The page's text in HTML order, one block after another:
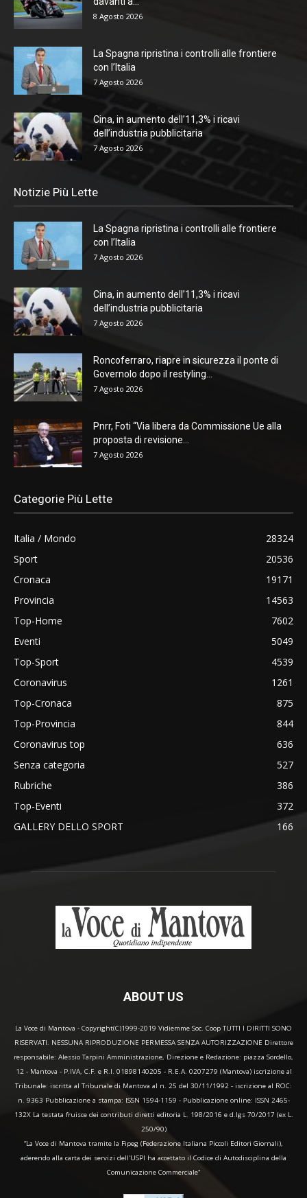
8 Agosto 2026
La Spagna ripristina i controlli alle frontiere
con l’Italia
7 Agosto 2026
Cina, in aumento dell’11,3% i ricavi
dell’industria pubblicitaria
7 Agosto 2026
Notizie Più Lette
La Spagna ripristina i controlli alle frontiere
con l’Italia
7 Agosto 2026
Cina, in aumento dell’11,3% i ricavi
dell’industria pubblicitaria
7 Agosto 2026
Roncoferraro, riapre in sicurezza il ponte di
Governolo dopo il restyling...
7 Agosto 2026
Pnrr, Foti “Via libera da Commissione Ue alla
proposta di revisione...
7 Agosto 2026
Categorie Più Lette
Italia / Mondo
28324
Sport
20536
Cronaca
19171
Provincia
14563
Top-Home
7602
Eventi
5049
Top-Sport
4539
Coronavirus
1261
Top-Cronaca
875
Top-Provincia
844
Coronavirus top
636
Senza categoria
527
Rubriche
386
Top-Eventi
372
GALLERY DELLO SPORT
166
ABOUT US
La Voce di Mantova - Copyright(C)1999-2019 Vidiemme Soc. Coop TUTTI I DIRITTI SONO
RISERVATI. NESSUNA RIPRODUZIONE PERMESSA SENZA AUTORIZZAZIONE Direttore
responsabile: Alessio Tarpini Amministrazione, Direzione e Redazione: piazza Sordello,
12 - Mantova - P.IVA, C.F. e R.I. 01898140205 - R.E.A. 0207279 (Mantova) iscrizione al
Tribunale: iscritta al Tribunale di Mantova al n. 25 del 30/11/1992 - iscrizione al ROC:
n. 9363 Pubblicazione a stampa: ISSN 1594-1159 - Pubblicazione online: ISSN 2465-
132X La testata fruisce dei contributi diretti editoria L. 198/2016 e d.lgs 70/2017 (ex L.
250/90)
“La Voce di Mantova tramite la Fipeg (Federazione Italiana Piccoli Editori Giornali),
aderendo alla carta dei servizi dell'USPI ha accettato il Codice di Autodisciplina della
Comunicazione Commerciale"